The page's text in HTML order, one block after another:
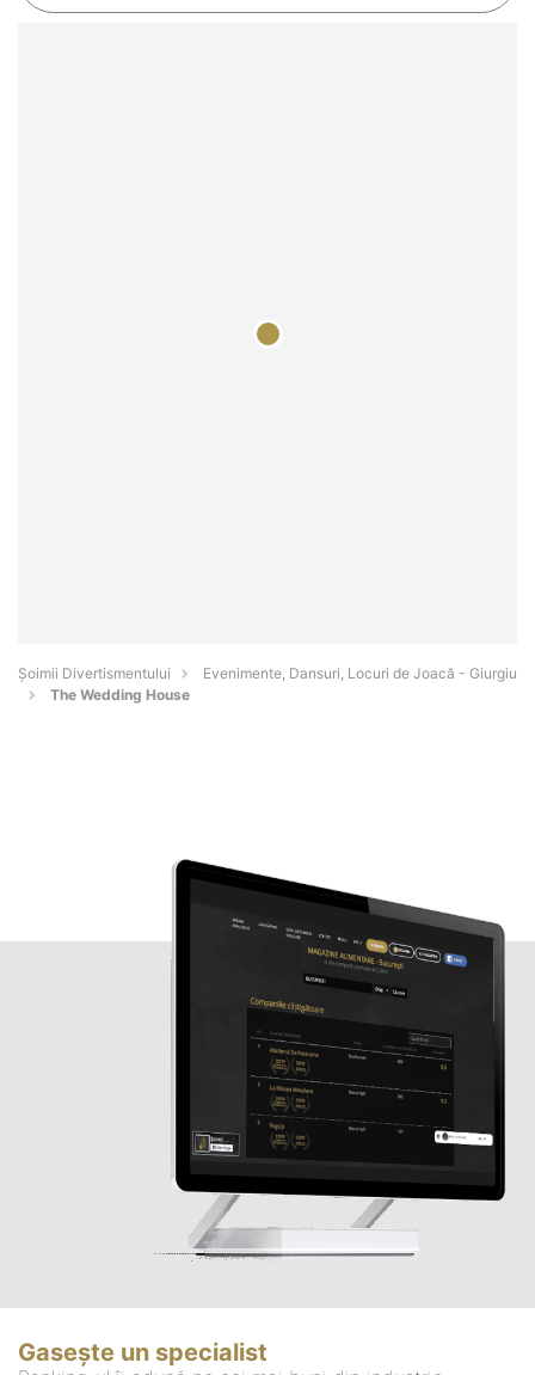
Şoimii Divertismentului
Evenimente, Dansuri, Locuri de Joacă - Giurgiu
The Wedding House
Gasește un specialist